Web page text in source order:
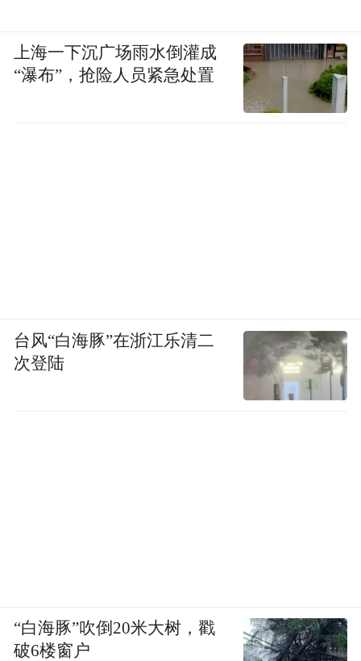
上海一下沉广场雨水倒灌成
“瀑布”，抢险人员紧急处置
台风“白海豚”在浙江乐清二
次登陆
“白海豚”吹倒20米大树，戳
破6楼窗户